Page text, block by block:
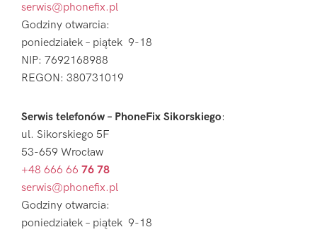
serwis@phonefix.pl
Godziny otwarcia:
poniedziałek – piątek 9-18
NIP: 7692168988
REGON: 380731019
Serwis telefonów – PhoneFix Sikorskiego:
ul. Sikorskiego 5F
53-659 Wrocław
+48 666 66 76 78
serwis@phonefix.pl
Godziny otwarcia:
poniedziałek – piątek 9-18